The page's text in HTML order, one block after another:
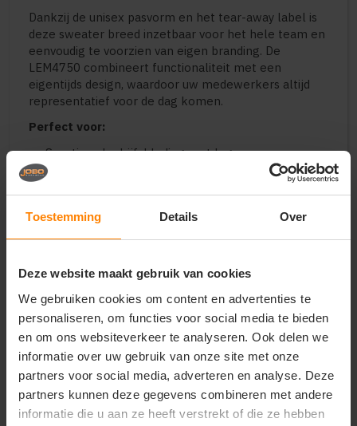
Toestemming Details Over
Deze website maakt gebruik van cookies
We gebruiken cookies om content en advertenties te
personaliseren, om functies voor social media te bieden
en om ons websiteverkeer te analyseren. Ook delen we
informatie over uw gebruik van onze site met onze
partners voor social media, adverteren en analyse. Deze
partners kunnen deze gegevens combineren met andere
informatie die u aan ze heeft verstrekt of die ze hebben
Dankzij de unisex pasvorm en het tear-away label is
deze sweater breed inzetbaar voor het hele team en
eenvoudig te voorzien van eigen branding. De
LEM4750 combineert functionaliteit met een
eigentijds design, waardoor uw medewerkers altijd
representatief voor de dag komen.
Perfect voor:
Sportieve bedrijfskleding met logo
Bedrukte of geborduurde sweaters voor techniek
en bouw
merchandise
Representatieve werkkleding die warmte en
Belangrijkste kenmerken:
Uitstekend geschikt voor bedrukken en borduren
Materiaal: 65% polyester / 35% gekamde katoen
Stofgewicht: 280 g/m² (zware en duurzame
kwaliteit)
Design: Contrastbanen aan de zijkant en bies in de
nek
Zachte, geborstelde binnenzijde voor extra
comfort